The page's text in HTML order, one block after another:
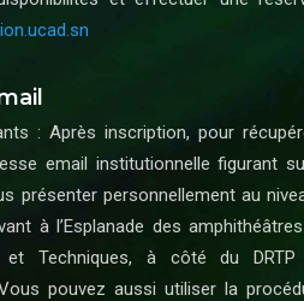
: Après inscription, pour
email institutionnelle figurant
présenter personnellement au
à l’Esplanade des
et Techniques, à côté du
pouvez aussi utiliser la